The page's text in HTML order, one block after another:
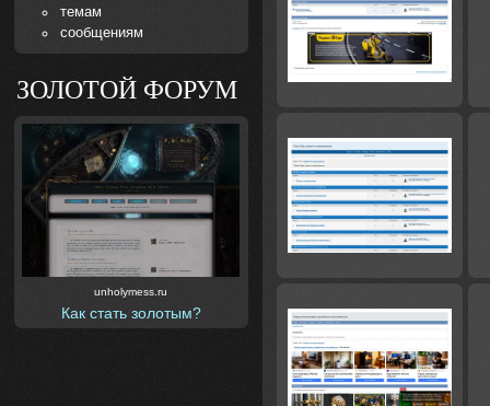
темам
сообщениям
ЗОЛОТОЙ ФОРУМ
unholymess.ru
Как стать золотым?